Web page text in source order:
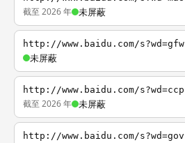
截至 2026 年 未屏蔽
http://www.baidu.com/s?wd=gfw
未屏蔽
http://www.baidu.com/s?wd=ccp
截至 2026 年 未屏蔽
http://www.baidu.com/s?wd=gov